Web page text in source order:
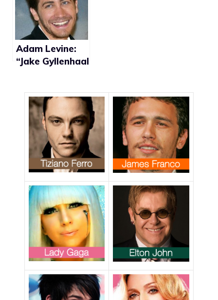
eterosessuali, i
suoi amici gay
la renderanno
una drag queen
solitaria”
Adam Levine:
“Jake Gyllenhaal